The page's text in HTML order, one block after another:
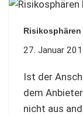
27. Januar
Ist der
dem
nicht aus